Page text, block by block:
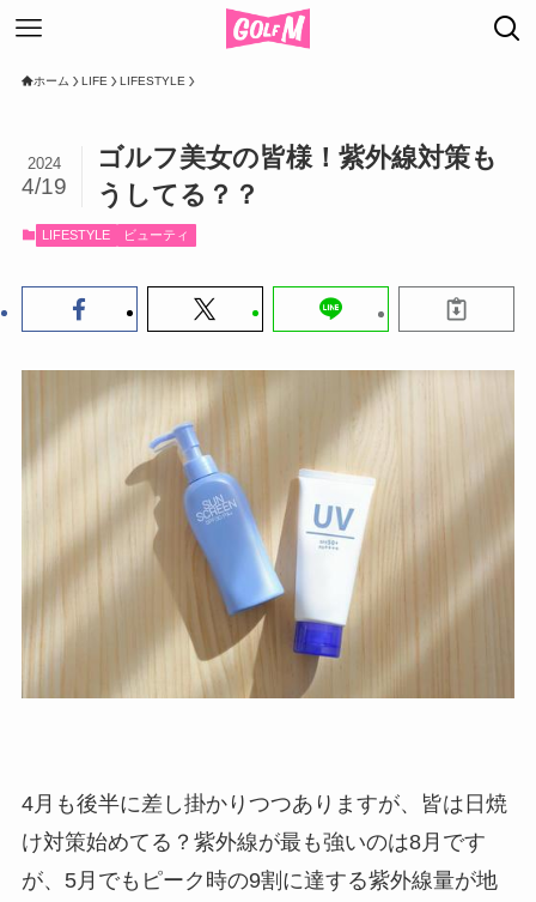
ホーム LIFE LIFESTYLE
ゴルフ美女の皆様！紫外線対策も
うしてる？？
2024
4/19
LIFESTYLE ビューティ
4月も後半に差し掛かりつつありますが、皆は日焼
け対策始めてる？紫外線が最も強いのは8月です
が、5月でもピーク時の9割に達する紫外線量が地